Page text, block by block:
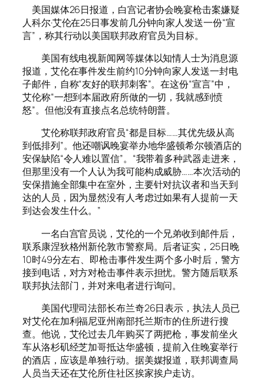
美国媒体26日报道，白宫记者协会晚宴枪击案嫌疑
人科尔·艾伦在25日事发前几分钟向家人发送一份“宣
言”，称其行动以美国联邦政府官员为目标。
美国有线电视新闻网等媒体以知情人士为消息源
报道，艾伦在事件发生前约10分钟向家人发送一封电
子邮件，自称“友好的联邦刺客”。在这份“宣言”中，
艾伦称“一想到本届政府所做的一切，我就感到愤
怒”。但他没有直接点名总统特朗普。
艾伦称联邦政府官员“都是目标……其优先级从高
到低排列”。他还嘲讽晚宴举办地华盛顿希尔顿酒店的
安保缺陷“令人难以置信”。“我带着多种武器走进来，
但那里没有一个人认为我可能构成威胁……本次活动的
安保措施全部集中在室外，主要针对抗议者和当天到
达的人员，因为显然没有人考虑过如果有人提前一天
到达会发生什么。”
一名白宫官员说，艾伦的一个兄弟收到邮件后，
联系康涅狄格州新伦敦市警察局。后者证实，25日晚
10时49分左右、即枪击事件发生两个多小时后，警方
接到电话，对方对枪击事件表示担忧。警方随后联系
联邦执法部门，并对来电者进行询问。
美国代理司法部长布兰奇26日表示，执法人员已
对艾伦在加利福尼亚州南部托兰斯市的住所进行搜
查。他说，艾伦过去几年购买了两把枪，事发前坐火
车从洛杉矶经芝加哥抵达华盛顿，提前入住晚宴举行
的酒店，应该是单独行动。据美媒报道，联邦调查局
人员当天还在艾伦所住社区挨家挨户走访。